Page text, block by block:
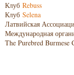
Клуб Rebuss
Клуб Selena
Латвийская
Международная
The Purebred Burmese